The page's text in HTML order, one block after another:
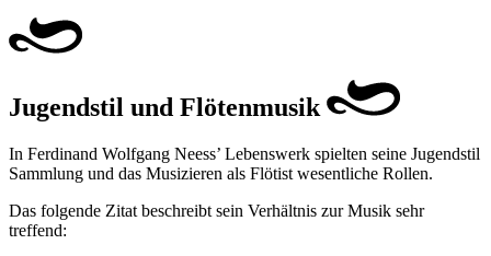
Jugendstil und Flötenmusik
In Ferdinand Wolfgang Neess’ Lebenswerk spielten seine Jugendstil
Sammlung und das Musizieren als Flötist wesentliche Rollen.
Das folgende Zitat beschreibt sein Verhältnis zur Musik sehr
treffend: